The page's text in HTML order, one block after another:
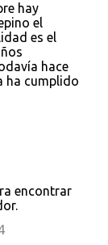
hay
el
es el
hace
ha cumplido
encontrar